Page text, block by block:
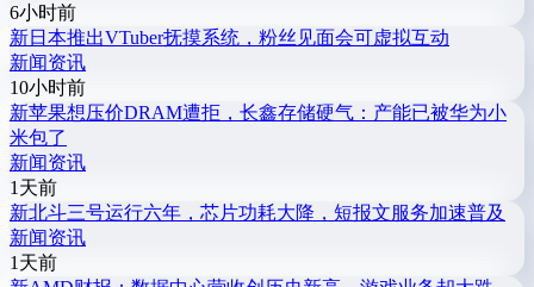
6小时前
新日本推出VTuber抚摸系统，粉丝见面会可虚拟互动
新闻资讯
10小时前
新苹果想压价DRAM遭拒，长鑫存储硬气：产能已被华为小
米包了
新闻资讯
1天前
新北斗三号运行六年，芯片功耗大降，短报文服务加速普及
新闻资讯
1天前